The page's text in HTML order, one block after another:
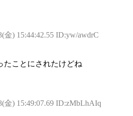
金) 15:44:42.55 ID:yw/awdrC
たことにされたけどね
金) 15:49:07.69 ID:zMbLhAIq